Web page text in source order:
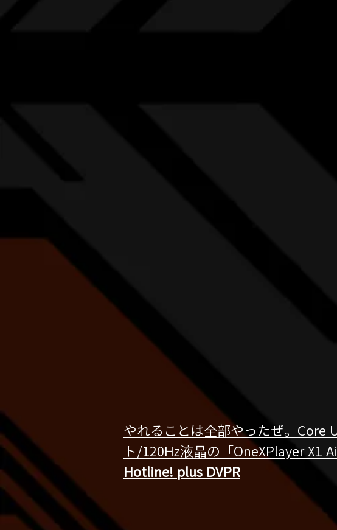
やれることは全部やったぜ。Core
ト/120Hz液晶の「OneXPlayer X1
Hotline! plus DVPR